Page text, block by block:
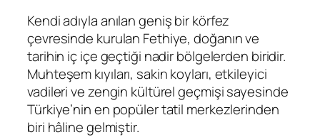
Kendi adıyla anılan geniş bir körfez
çevresinde kurulan Fethiye, doğanın ve
tarihin iç içe geçtiği nadir bölgelerden biridir.
Muhteşem kıyıları, sakin koyları, etkileyici
vadileri ve zengin kültürel geçmişi sayesinde
Türkiye’nin en popüler tatil merkezlerinden
biri hâline gelmiştir.